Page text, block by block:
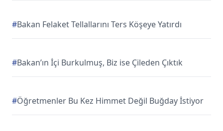
#Bakan Felaket Tellallarını Ters Köşeye Yatırdı
#Bakan’ın İçi Burkulmuş, Biz ise Çileden Çıktık
#Öğretmenler Bu Kez Himmet Değil Buğday İstiyor